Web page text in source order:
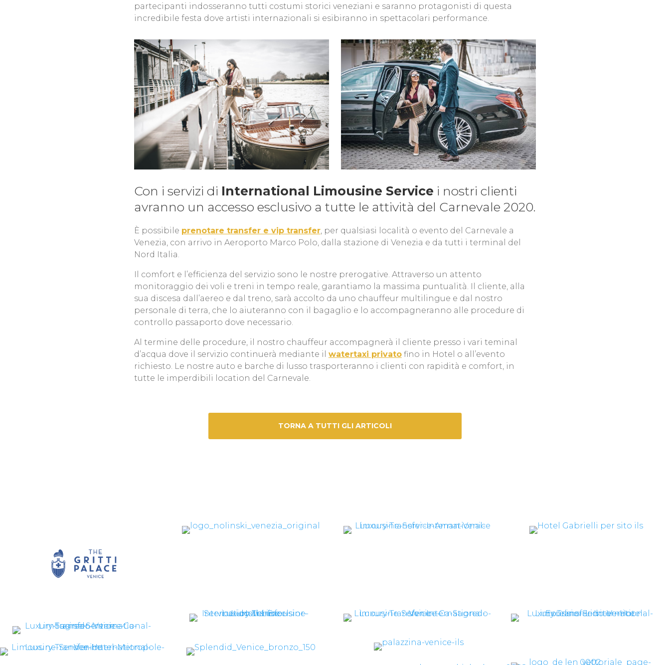
partecipanti indosseranno tutti costumi storici veneziani e saranno protagonisti di questa
incredibile festa dove artisti internazionali si esibiranno in spettacolari performance.
Con i servizi di International Limousine Service i nostri clienti
avranno un accesso esclusivo a tutte le attività del Carnevale 2020.
È possibile prenotare transfer e vip transfer, per qualsiasi località o evento del Carnevale a
Venezia, con arrivo in Aeroporto Marco Polo, dalla stazione di Venezia e da tutti i terminal del
Nord Italia.
Il comfort e l’efficienza del servizio sono le nostre prerogative. Attraverso un attento
monitoraggio dei voli e treni in tempo reale, garantiamo la massima puntualità. Il cliente, alla
sua discesa dall’aereo e dal treno, sarà accolto da uno chauffeur multilingue e dal nostro
personale di terra, che lo aiuteranno con il bagaglio e lo accompagneranno alle procedure di
controllo passaporto dove necessario.
Al termine delle procedure, il nostro chauffeur accompagnerà il cliente presso i vari teminal
d’acqua dove il servizio continuerà mediante il watertaxi privatofino in Hotel o all’evento
richiesto. Le nostre auto e barche di lusso trasporteranno i clienti con rapidità e comfort, in
tutte le imperdibili location del Carnevale.
TORNA A TUTTI GLI ARTICOLI